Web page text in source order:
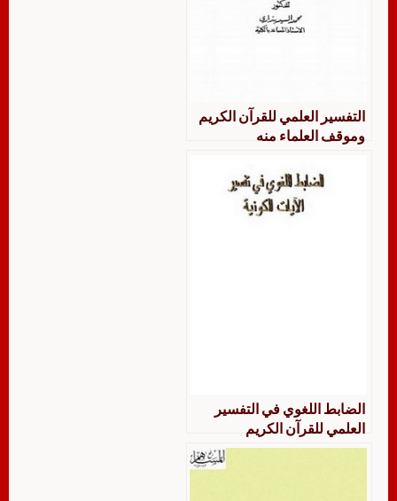
التفسير العلمي للقرآن الكريم
وموقف العلماء منه
الضابط اللغوي في التفسير
العلمي للقرآن الكريم